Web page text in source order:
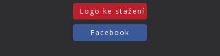
Logo ke stažení
Facebook